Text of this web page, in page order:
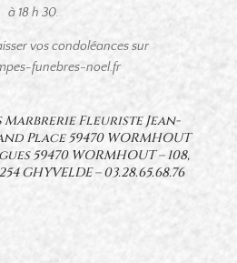
à 18 h 30.
vos condoléances sur
funebres-noel.fr
Marbrerie Fleuriste Jean-
Place 59470 WORMHOUT
59470 WORMHOUT – 108,
GHYVELDE –03.28.65.68.76